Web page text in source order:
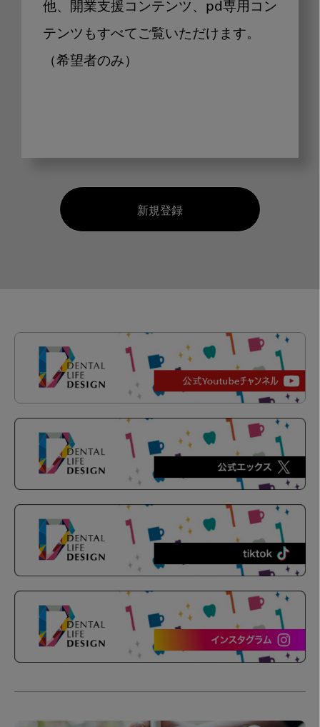
他、開業支援コンテンツ、pd専用コン
テンツもすべてご覧いただけます。
（希望者のみ）
新規登録